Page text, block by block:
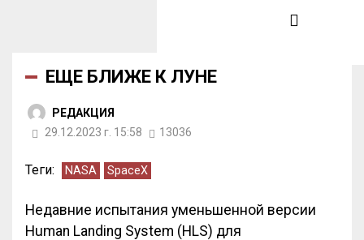
ЕЩЕ БЛИЖЕ К ЛУНЕ
РЕДАКЦИЯ
29.12.2023 г. 15:58
13036
Теги: NASA SpaceX
Недавние испытания уменьшенной версии
Human Landing System (HLS) для